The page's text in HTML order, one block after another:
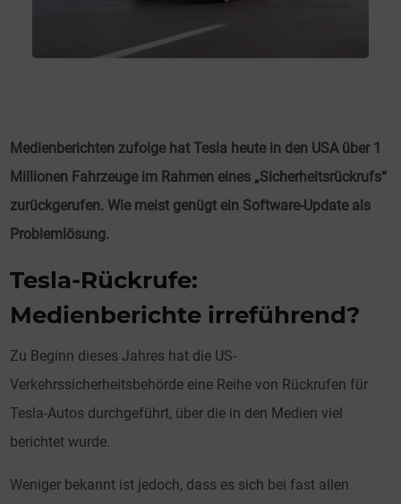
Medienberichten zufolge hat Tesla heute in den USA über 1
Millionen Fahrzeuge im Rahmen eines „Sicherheitsrückrufs“
zurückgerufen. Wie meist genügt ein Software-Update als
Problemlösung.
Tesla-Rückrufe:
Medienberichte irreführend?
Zu Beginn dieses Jahres hat die US-
Verkehrssicherheitsbehörde eine Reihe von Rückrufen für
Tesla-Autos durchgeführt, über die in den Medien viel
berichtet wurde.
Weniger bekannt ist jedoch, dass es sich bei fast allen